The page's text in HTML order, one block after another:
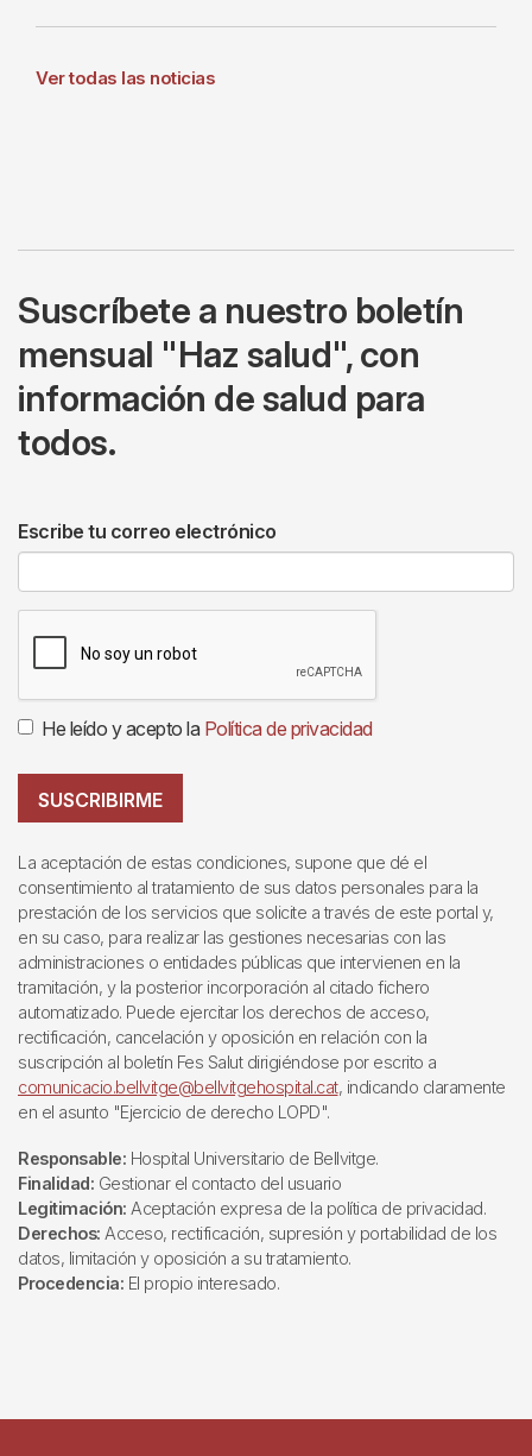
Ver todas las noticias
Suscríbete a nuestro boletín
mensual "Haz salud", con
información de salud para
todos.
Escribe tu correo electrónico
He leído y acepto la Política de privacidad
SUSCRIBIRME
La aceptación de estas condiciones, supone que dé el
consentimiento al tratamiento de sus datos personales para la
prestación de los servicios que solicite a través de este portal y,
en su caso, para realizar las gestiones necesarias con las
administraciones o entidades públicas que intervienen en la
tramitación, y la posterior incorporación al citado fichero
automatizado. Puede ejercitar los derechos de acceso,
rectificación, cancelación y oposición en relación con la
suscripción al boletín Fes Salut dirigiéndose por escrito a
comunicacio.bellvitge@bellvitgehospital.cat, indicando claramente
en el asunto "Ejercicio de derecho LOPD".
Responsable: Hospital Universitario de Bellvitge.
Finalidad: Gestionar el contacto del usuario
Legitimación: Aceptación expresa de la política de privacidad.
Derechos: Acceso, rectificación, supresión y portabilidad de los
datos, limitación y oposición a su tratamiento.
Procedencia: El propio interesado.